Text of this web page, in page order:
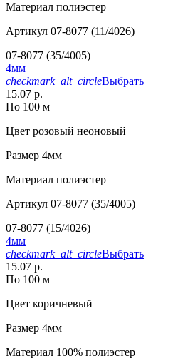
Материал полиэстер
Артикул 07-8077 (11/4026)
07-8077 (35/4005)
4мм
checkmark_alt_circleВыбрать
15.07 р.
По 100 м
Цвет розовый неоновый
Размер 4мм
Материал полиэстер
Артикул 07-8077 (35/4005)
07-8077 (15/4026)
4мм
checkmark_alt_circleВыбрать
15.07 р.
По 100 м
Цвет коричневый
Размер 4мм
Материал 100% полиэстер